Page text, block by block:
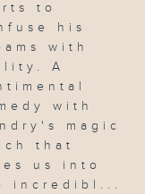
to
his
with
A
with
magic
that
us into
incredibl...